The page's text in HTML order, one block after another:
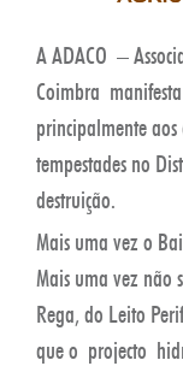
A ADACO –
Coimbra
principalmente
tempestades no
destruição.
Mais uma vez o
Mais uma vez não
Rega, do Leito
que o projecto